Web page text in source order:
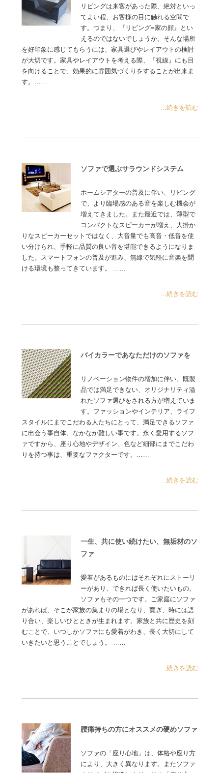
リビングは来客があった際、絶対といっ
てよい程、お客様の目に触れる空間で
す。つまり、『リビング=家の顔』とい
えるのではないでしょうか。そんな場所
を好印象に感じてもらうには、家具選びやレイアウトの検討
が大切です。家具やレイアウトを考える際、『視線』にも目
を向けることで、効果的に雰囲気づくりをすることが出来ま
す。……
...続きを読む
ソファで選ぶサラウンドシステム
ホームシアターの普及に伴い、リビング
で、より臨場感のある音を楽しむ機会が
増えてきました。また最近では、薄型で
コンパクトなスピーカーが増え、大掛か
りなスピーカーセットではなく、大音量でも高音・低音を使
い分けられ、手軽に品質の良い音を堪能できるようになりま
した。スマートフォンの普及が進み、無線で気軽に音楽を聞
ける環境も整ってきています。 ……
...続きを読む
バイカラーであなただけのソファを
リノベーション物件の増加に伴い、既製
品では満足できない、オリジナリティ溢
れたソファ選びをされる方が増えていま
す。ファッションやインテリア、ライフ
スタイルにまでこだわる人たちにとって、満足できるソファ
に出会う事自体、なかなか難しい事です。永く愛用するソフ
ァですから、座り心地やデザイン、色など細部にまでこだわ
りを持つ事は、重要なファクターです。……
...続きを読む
一生、共に使い続けたい、無垢材のソ
ファ
愛着があるものにはそれぞれにストーリ
ーがあり、できれば長く使いたいもの。
ソファもその一つです。ご家庭にソファ
があれば、そこが家族の集まりの場となり、寛ぎ、時には語
り合い、楽しいひとときが生まれます。家族と共に歴史を刻
むことで、いつしかソファにも愛着がわき、長く大切にして
いきたいと思うことでしょう。 ……
...続きを読む
腰痛持ちの方にオススメの硬めソファ
ソファの「座り心地」は、体格や座り方
により、大きく異なります。またソファ